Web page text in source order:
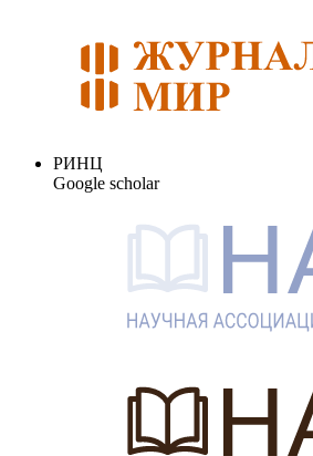
РИНЦ
Google scholar